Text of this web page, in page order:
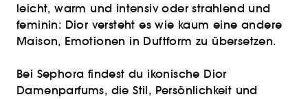
leicht, warm und intensiv oder strahlend und
feminin: Dior versteht es wie kaum eine andere
Maison, Emotionen in Duftform zu übersetzen.
Bei Sephora findest du ikonische Dior
Damenparfums, die Stil, Persönlichkeit und